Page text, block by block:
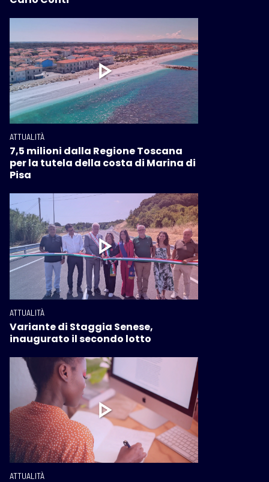
ATTUALITÀ
7,5 milioni dalla Regione Toscana
per la tutela della costa di Marina di
Pisa
ATTUALITÀ
Variante di Staggia Senese,
inaugurato il secondo lotto
ATTUALITÀ